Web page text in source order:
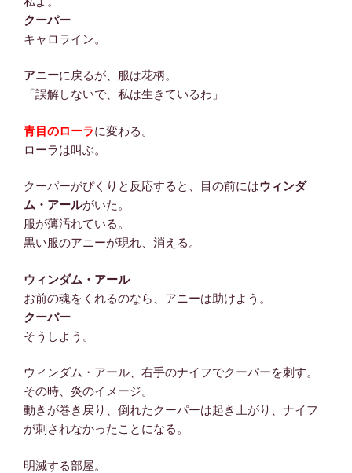
クーパー
キャロライン。
アニーに戻るが、服は花柄。
「誤解しないで、私は生きているわ」
青目のローラに変わる。
ローラは叫ぶ。
クーパーがぴくりと反応すると、目の前にはウィンダ
ム・アールがいた。
服が薄汚れている。
黒い服のアニーが現れ、消える。
ウィンダム・アール
お前の魂をくれるのなら、アニーは助けよう。
クーパー
そうしよう。
ウィンダム・アール、右手のナイフでクーパーを刺す。
その時、炎のイメージ。
動きが巻き戻り、倒れたクーパーは起き上がり、ナイフ
が刺されなかったことになる。
明滅する部屋。